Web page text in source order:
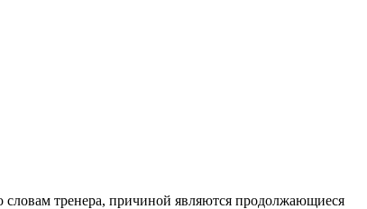
тренера, причиной являются продолжающиеся